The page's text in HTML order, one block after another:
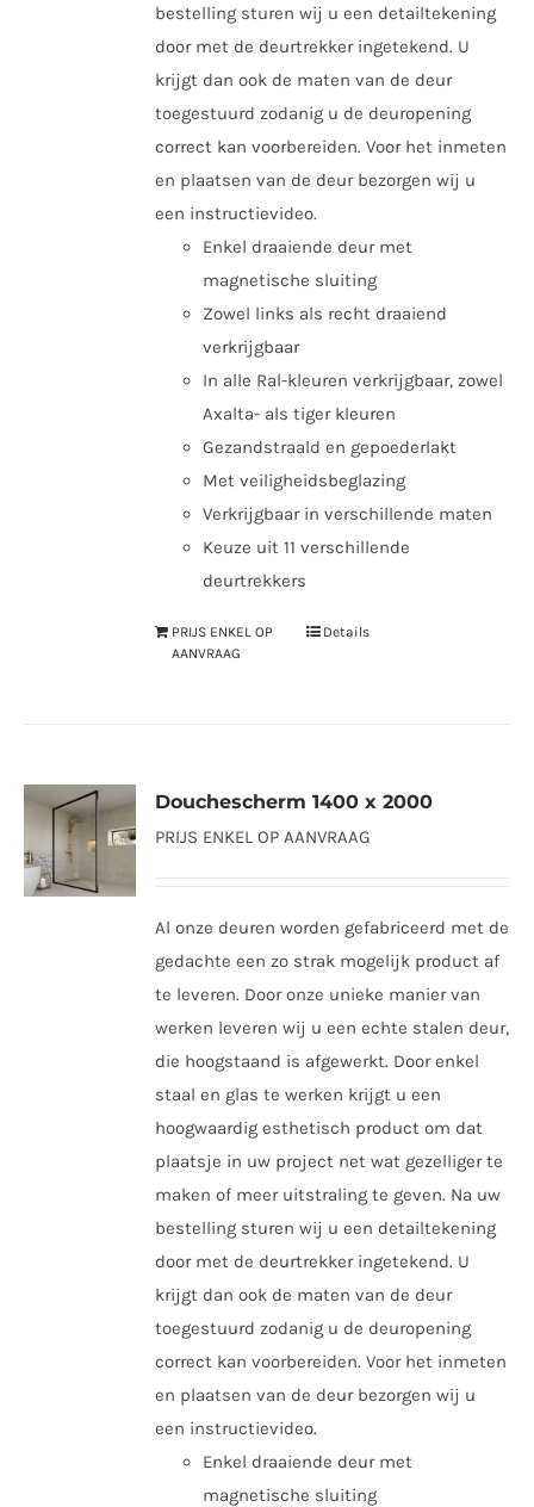
bestelling sturen wij u een detailtekening
door met de deurtrekker ingetekend. U
krijgt dan ook de maten van de deur
toegestuurd zodanig u de deuropening
correct kan voorbereiden. Voor het inmeten
en plaatsen van de deur bezorgen wij u
een instructievideo.
Enkel draaiende deur met
magnetische sluiting
Zowel links als recht draaiend
verkrijgbaar
In alle Ral-kleuren verkrijgbaar, zowel
Axalta- als tiger kleuren
Gezandstraald en gepoederlakt
Met veiligheidsbeglazing
Verkrijgbaar in verschillende maten
Keuze uit 11 verschillende
deurtrekkers
PRIJS ENKEL OP
AANVRAAG
Details
Douchescherm 1400 x 2000
PRIJS ENKEL OP AANVRAAG
Al onze deuren worden gefabriceerd met de
gedachte een zo strak mogelijk product af
te leveren. Door onze unieke manier van
werken leveren wij u een echte stalen deur,
die hoogstaand is afgewerkt. Door enkel
staal en glas te werken krijgt u een
hoogwaardig esthetisch product om dat
plaatsje in uw project net wat gezelliger te
maken of meer uitstraling te geven. Na uw
bestelling sturen wij u een detailtekening
door met de deurtrekker ingetekend. U
krijgt dan ook de maten van de deur
toegestuurd zodanig u de deuropening
correct kan voorbereiden. Voor het inmeten
en plaatsen van de deur bezorgen wij u
een instructievideo.
Enkel draaiende deur met
magnetische sluiting